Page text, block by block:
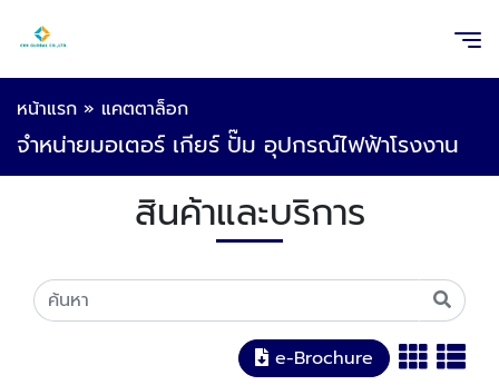
หน้าแรก » แคตตาล็อก
จำหน่ายมอเตอร์ เกียร์ ปั๊ม อุปกรณ์ไฟฟ้าโรงงาน
สินค้าและบริการ
e-Brochure